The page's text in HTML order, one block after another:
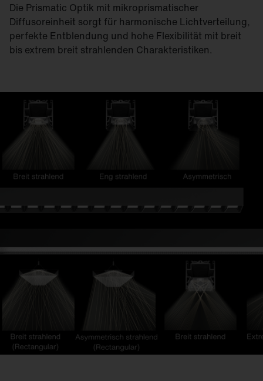
Die Prismatic Optik mit mikroprismatischer
Diffusoreinheit sorgt für harmonische Licht­verteilung,
perfekte Entblendung und hohe Flexibilität mit breit
bis extrem breit strahlenden Charakteristiken.